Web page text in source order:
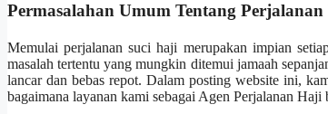
Permasalahan Umum Tentang
Memulai perjalanan suci haji merupakan impian
masalah tertentu yang mungkin ditemui jamaah
lancar dan bebas repot. Dalam posting website ini,
bagaimana layanan kami sebagai Agen Perjalanan